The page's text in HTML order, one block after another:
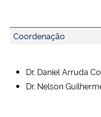
Coordenação
Dr. Daniel Arruda
Dr. Nelson